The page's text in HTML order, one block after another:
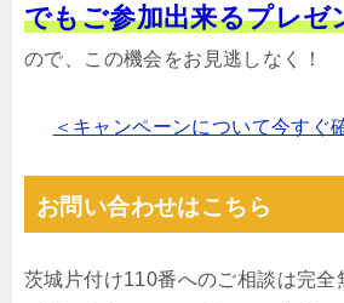
でもご参加出来るプレゼ
ので、この機会をお見逃しなく！
＜キャンペーンについて今すぐ
お問い合わせはこちら
茨城片付け110番へのご相談は完全